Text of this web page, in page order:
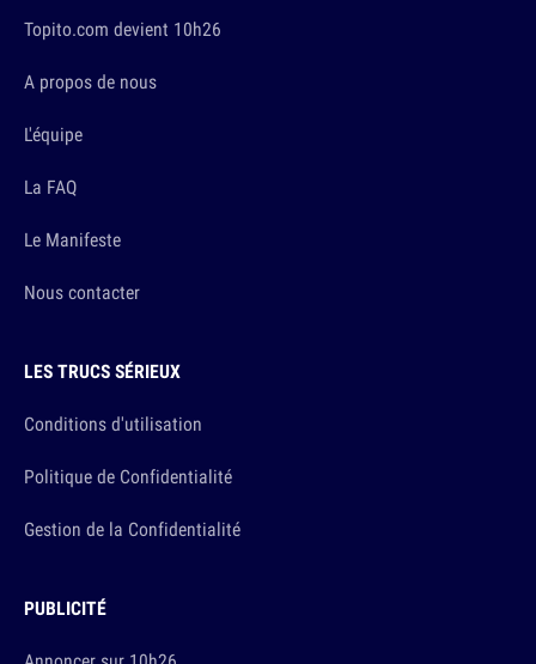
Topito.com devient 10h26
A propos de nous
L'équipe
La FAQ
Le Manifeste
Nous contacter
LES TRUCS SÉRIEUX
Conditions d'utilisation
Politique de Confidentialité
Gestion de la Confidentialité
PUBLICITÉ